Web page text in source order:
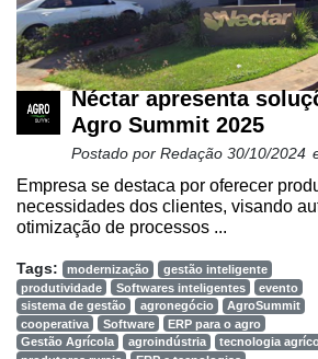
Néctar apresenta
Agro Summit 2025
Postado por Redação 30/10/2024
Empresa se destaca por oferecer
necessidades dos clientes, visando
otimização de processos ...
Tags: modernização
gestão inteligente
produtividade
Softwares inteligentes
evento
sistema de gestão
agronegócio
AgroSummit
cooperativa
Software
ERP para o agro
Gestão Agrícola
agroindústria
tecnologia